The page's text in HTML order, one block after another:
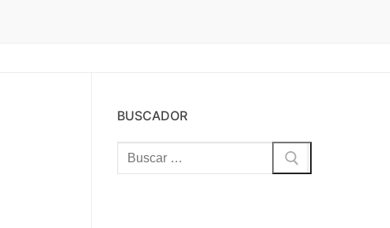
BUSCADOR
Buscar: